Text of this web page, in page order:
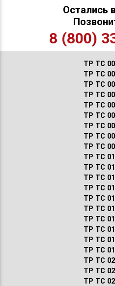
Остались
8 (800)
ТР ТС
ТР ТС
ТР ТС
ТР ТС
ТР ТС
ТР ТС
ТР ТС
ТР ТС
ТР ТС
ТР ТС
ТР ТС
ТР ТС
ТР ТС
ТР ТС
ТР ТС
ТР ТС
ТР ТС
ТР ТС
ТР ТС
ТР ТС
ТР ТС
ТР ТС